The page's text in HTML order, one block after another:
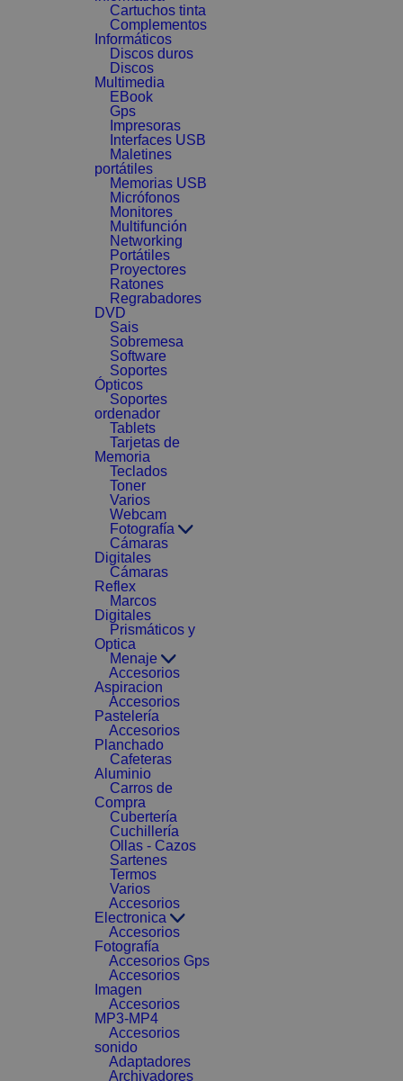
Cartuchos tinta
Complementos
Informáticos
Discos duros
Discos
Multimedia
EBook
Gps
Impresoras
Interfaces USB
Maletines
portátiles
Memorias USB
Micrófonos
Monitores
Multifunción
Networking
Portátiles
Proyectores
Ratones
Regrabadores
DVD
Sais
Sobremesa
Software
Soportes
Ópticos
Soportes
ordenador
Tablets
Tarjetas de
Memoria
Teclados
Toner
Varios
Webcam
Fotografía
Cámaras
Digitales
Cámaras
Reflex
Marcos
Digitales
Prismáticos y
Optica
Menaje
Accesorios
Aspiracion
Accesorios
Pastelería
Accesorios
Planchado
Cafeteras
Aluminio
Carros de
Compra
Cubertería
Cuchillería
Ollas - Cazos
Sartenes
Termos
Varios
Accesorios
Electronica
Accesorios
Fotografía
Accesorios Gps
Accesorios
Imagen
Accesorios
MP3-MP4
Accesorios
sonido
Adaptadores
Archivadores